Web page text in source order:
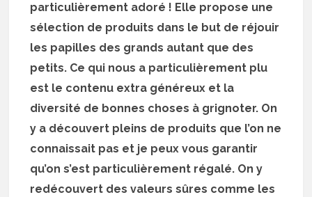
particulièrement adoré ! Elle propose une
sélection de produits dans le but de réjouir
les papilles des grands autant que des
petits. Ce qui nous a particulièrement plu
est le contenu extra généreux et la
diversité de bonnes choses à grignoter. On
y a découvert pleins de produits que l’on ne
connaissait pas et je peux vous garantir
qu’on s’est particulièrement régalé. On y
redécouvert des valeurs sûres comme les